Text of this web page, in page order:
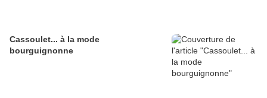
Cassoulet... à la mode
bourguignonne